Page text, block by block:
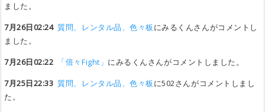
ました。
7月26日02:24 質問、レンタル品、色々板にみるくんさんがコメントし
ました。
7月26日02:22
「倍々Fight」 にみるくんさんがコメントしました。
7月25日22:33 質問、レンタル品、色々板に502さんがコメントしまし
た。